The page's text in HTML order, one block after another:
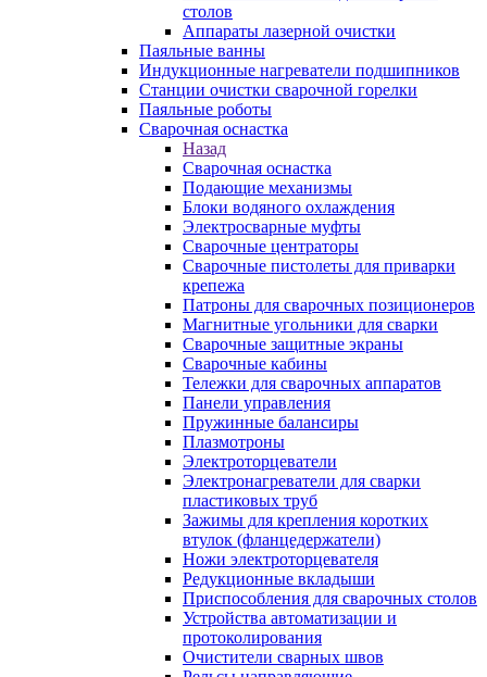
столов
Аппараты лазерной очистки
Паяльные ванны
Индукционные нагреватели подшипников
Станции очистки сварочной горелки
Паяльные роботы
Сварочная оснастка
Назад
Сварочная оснастка
Подающие механизмы
Блоки водяного охлаждения
Электросварные муфты
Сварочные центраторы
Сварочные пистолеты для приварки
крепежа
Патроны для сварочных позиционеров
Магнитные угольники для сварки
Сварочные защитные экраны
Сварочные кабины
Тележки для сварочных аппаратов
Панели управления
Пружинные балансиры
Плазмотроны
Электроторцеватели
Электронагреватели для сварки
пластиковых труб
Зажимы для крепления коротких
втулок (фланцедержатели)
Ножи электроторцевателя
Редукционные вкладыши
Приспособления для сварочных столов
Устройства автоматизации и
протоколирования
Очистители сварных швов